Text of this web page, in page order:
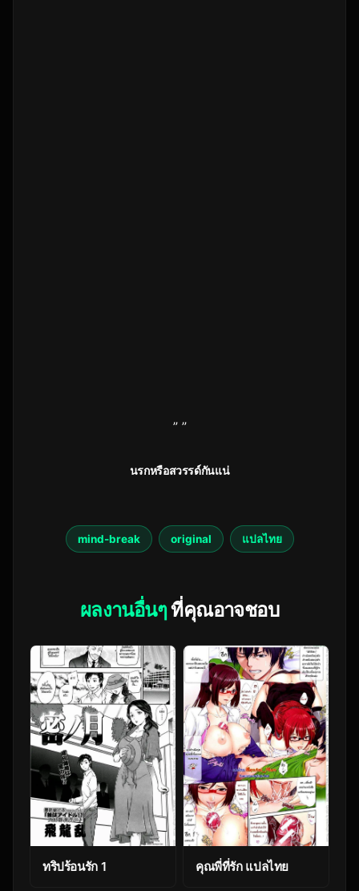
” ”
นรกหรือสวรรด์กันแน่
mind-break original แปลไทย
ผลงานอื่นๆที่คุณอาจชอบ
ทริปร้อนรัก 1 คุณพี่ที่รัก แปลไทย